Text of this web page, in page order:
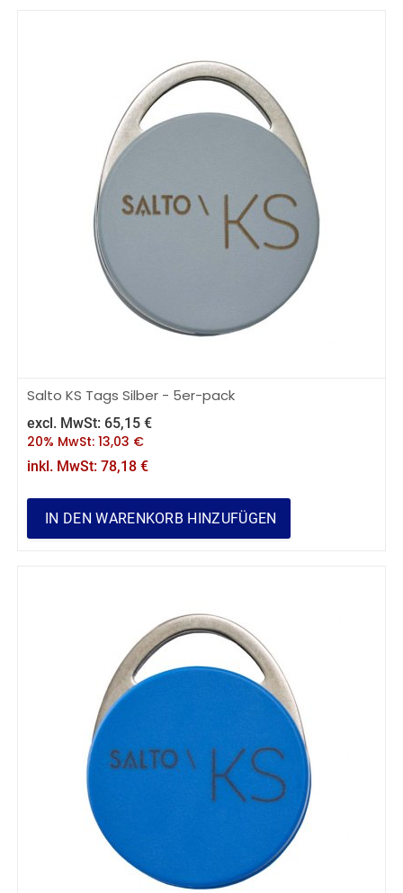
Salto KS Tags Silber - 5er-pack
excl. MwSt: 65,15 €
20% MwSt: 13,03 €
inkl. MwSt: 78,18 €
IN DEN WARENKORB HINZUFÜGEN